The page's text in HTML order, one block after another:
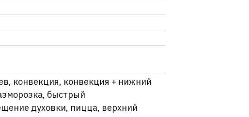
конвекция, конвекция + нижний
быстрый
духовки, пицца, верхний